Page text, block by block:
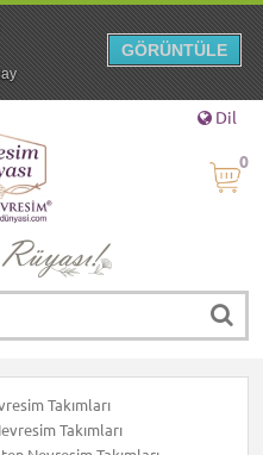
Dil
0
Takımları
Takımları
GÖRÜNTÜLE